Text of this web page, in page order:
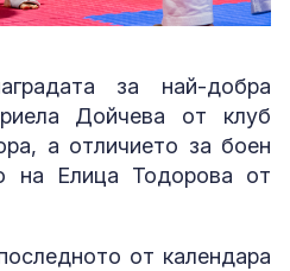
за най-добра
Дойчева от клуб
а отличието за боен
на Елица Тодорова от
от календара